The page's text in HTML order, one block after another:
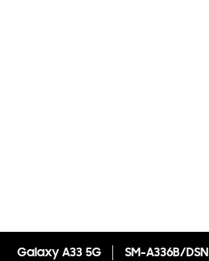
Galaxy A33 5G SM-A336B/DSN